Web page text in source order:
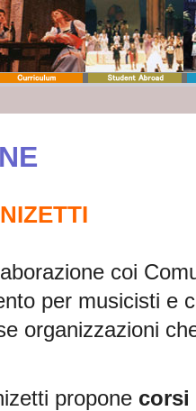
coi
per musicisti e
organizzazioni
propone corsi